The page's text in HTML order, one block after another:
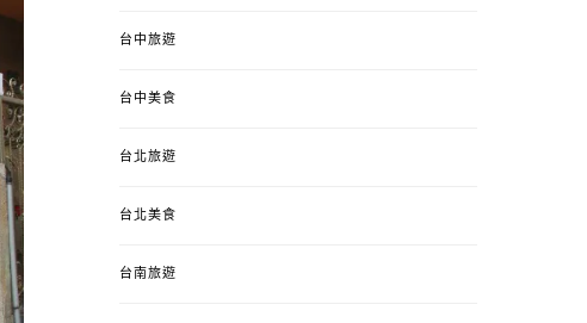
台中旅遊
台中美食
台北旅遊
台北美食
台南旅遊